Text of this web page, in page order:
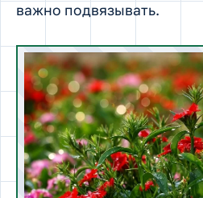
важно подвязывать.